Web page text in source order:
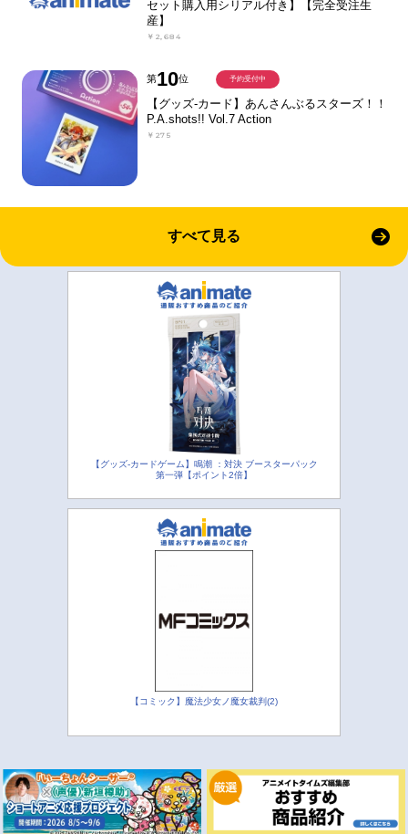
セット購入用シリアル付き】【完全受注生
産】
￥2,684
第10位
【グッズ-カード】あんさんぶるスターズ！！
P.A.shots!! Vol.7 Action
￥275
予約受付中
すべて見る
【グッズ-カードゲーム】鳴潮 ：対決 ブースターパック
第一弾【ポイント2倍】
【コミック】魔法少女ノ魔女裁判(2)